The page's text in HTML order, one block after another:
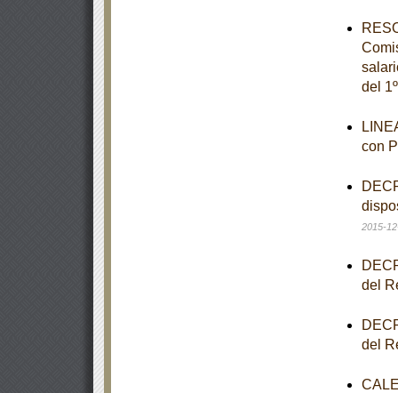
del
con
2015-
del
del